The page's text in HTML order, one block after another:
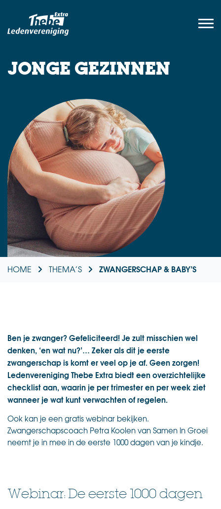
JONGE GEZINNEN
HOME THEMA’S ZWANGERSCHAP & BABY’S
Ben je zwanger? Gefeliciteerd! Je zult misschien wel
denken, ‘en wat nu?’… Zeker als dit je eerste
zwangerschap is komt er veel op je af. Geen zorgen!
Ledenvereniging Thebe Extra biedt een overzichtelijke
checklist aan, waarin je per trimester en per week ziet
wanneer je wat kunt verwachten of regelen.
Ook kan je een gratis webinar bekijken.
Zwangerschapscoach Petra Koolen van Samen In Groei
neemt je in mee in de eerste 1000 dagen van je kindje.
Webinar: De eerste 1000 dagen